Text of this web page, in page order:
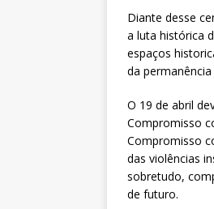
Diante desse
a luta histórica
espaços
da
O 19 de abril
Compromisso
Compromisso
das violências
sobretudo,
de futuro.